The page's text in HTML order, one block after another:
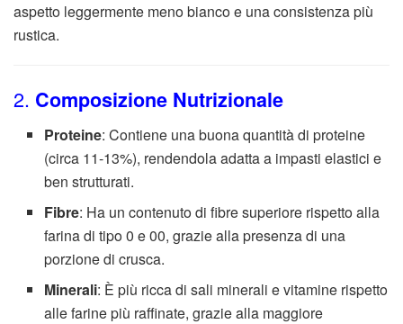
aspetto leggermente meno bianco e una consistenza più
rustica.
2. Composizione Nutrizionale
Proteine: Contiene una buona quantità di proteine
(circa 11-13%), rendendola adatta a impasti elastici e
ben strutturati.
Fibre: Ha un contenuto di fibre superiore rispetto alla
farina di tipo 0 e 00, grazie alla presenza di una
porzione di crusca.
Minerali: È più ricca di sali minerali e vitamine rispetto
alle farine più raffinate, grazie alla maggiore